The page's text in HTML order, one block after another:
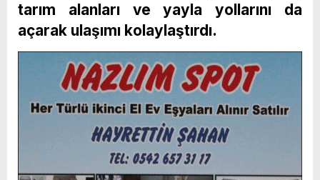
tarım alanları ve yayla yollarını da
açarak ulaşımı kolaylaştırdı.